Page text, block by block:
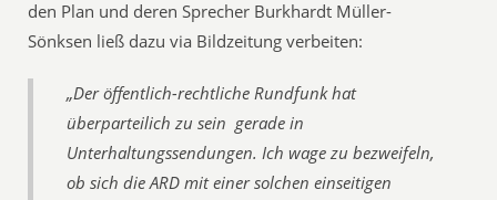
den Plan und deren Sprecher Burkhardt Müller-
Sönksen ließ dazu via Bildzeitung verbeiten:
„Der öffentlich-rechtliche Rundfunk hat
überparteilich zu sein  gerade in
Unterhaltungssendungen. Ich wage zu bezweifeln,
ob sich die ARD mit einer solchen einseitigen